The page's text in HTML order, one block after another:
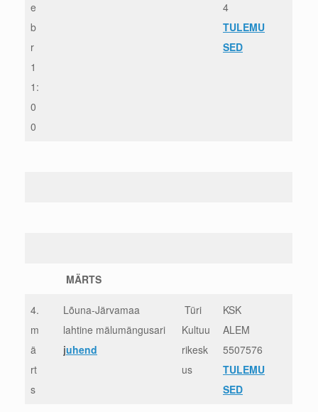
e
b
r
1
1:
0
0
4
TULEMU
SED
MÄRTS
4.
m
ä
rt
s
Lõuna-Järvamaa
lahtine mälumängusari
juhend
Türi
Kultuu
rikesk
us
KSK
ALEM
5507576
TULEMU
SED